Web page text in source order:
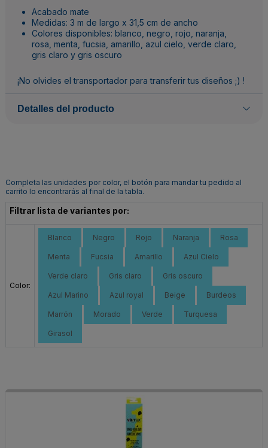
Acabado mate
Medidas: 3 m de largo x 31,5 cm de ancho
Colores disponibles: blanco, negro, rojo, naranja,
rosa, menta, fucsia, amarillo, azul cielo, verde claro,
gris claro y gris oscuro
¡No olvides eltransportador para transferir tus diseños ;) !
Detalles del producto
Completa las unidades por color, el botón para mandar tu pedido al
carrito lo encontrarás al final de la tabla.
Filtrar lista de variantes por:
Color:
Blanco Negro Rojo Naranja Rosa
Menta Fucsia Amarillo Azul Cielo
Verde claro Gris claro Gris oscuro
Azul Marino Azul royal Beige Burdeos
Marrón Morado Verde Turquesa
Girasol